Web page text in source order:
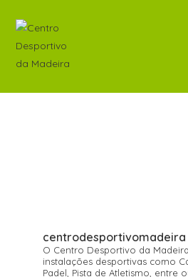
centrodesportivomadeira
O Centro Desportivo da
instalações desportivas como
Padel, Pista de Atletismo, entre